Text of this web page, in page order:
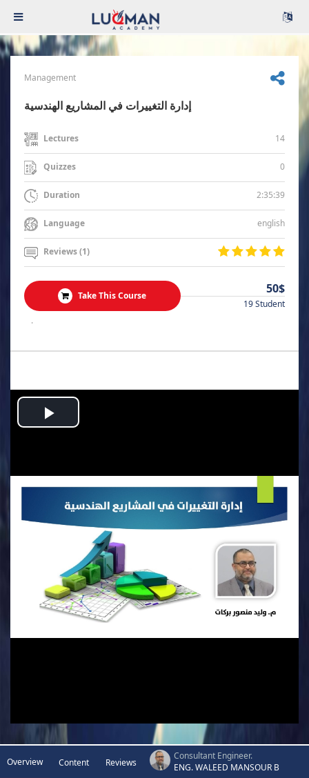
Management
إدارة التغييرات في المشاريع الهندسية
Lectures 14
Quizzes 0
Duration 2:35:39
Language english
Reviews (1)
Take This Course 50$
19 Student
.
Play
Overview Content Reviews
Consultant Engineer.
ENG. WALEED MANSOUR B